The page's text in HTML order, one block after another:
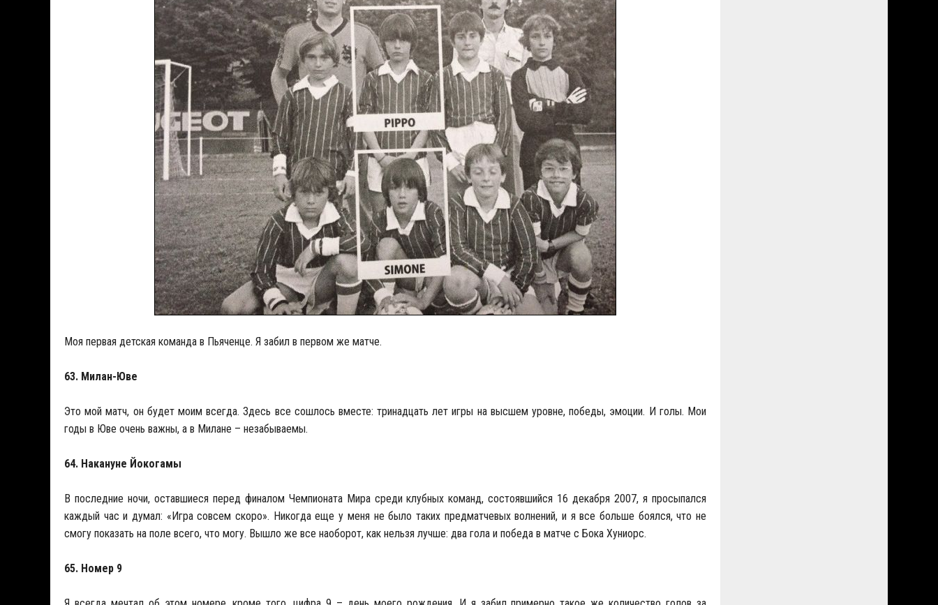
Моя первая детская команда в Пьяченце. Я забил в первом же матче.
63. Милан-Юве
Это мой матч, он будет моим всегда. Здесь все сошлось вместе: тринадцать лет игры на высшем уровне, победы, эмоции. И голы. Мои
годы в Юве очень важны, а в Милане – незабываемы.
64. Накануне Йокогамы
В последние ночи, оставшиеся перед финалом Чемпионата Мира среди клубных команд, состоявшийся 16 декабря 2007, я просыпался
каждый час и думал: «Игра совсем скоро». Никогда еще у меня не было таких предматчевых волнений, и я все больше боялся, что не
смогу показать на поле всего, что могу. Вышло же все наоборот, как нельзя лучше: два гола и победа в матче с Бока Хуниорс.
65. Номер 9